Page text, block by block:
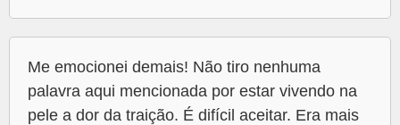
Me emocionei demais! Não tiro nenhuma
palavra aqui mencionada por estar vivendo na
pele a dor da traição. É difícil aceitar. Era mais